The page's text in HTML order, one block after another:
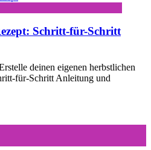
Schritt-für-Schritt
deinen eigenen herbstlichen
für-Schritt Anleitung und